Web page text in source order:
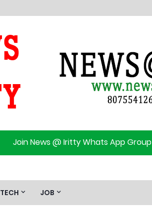
Join News @ Iritty Whats App Group
TECH JOB